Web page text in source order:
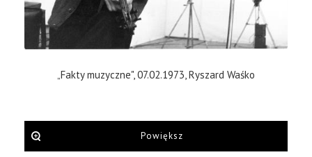
„Fakty muzyczne", 07.02.1973, Ryszard Waśko
Powiększ